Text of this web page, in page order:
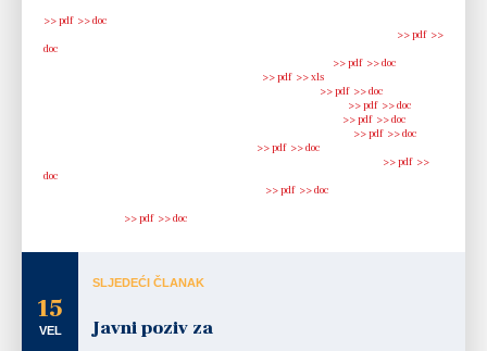
>> pdf >> doc
>> pdf >>
doc
>> pdf >> doc
>> pdf >> xls
>> pdf >> doc
>> pdf >> doc
>> pdf >> doc
>> pdf >> doc
>> pdf >> doc
>> pdf >>
doc
>> pdf >> doc
>> pdf >> doc
15
VEL
SLJEDEĆI ČLANAK
Javni poziv za